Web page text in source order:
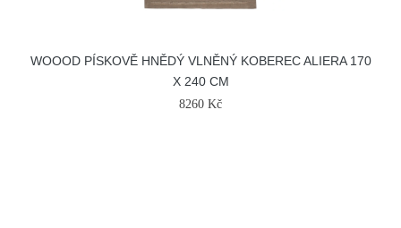
WOOOD PÍSKOVĚ HNĚDÝ VLNĚNÝ KOBEREC ALIERA 170
X 240 CM
8260 Kč